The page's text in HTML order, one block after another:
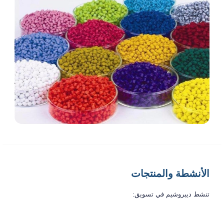
الأنشطة والمنتجات
تنشط ديبروشيم في تسويق: